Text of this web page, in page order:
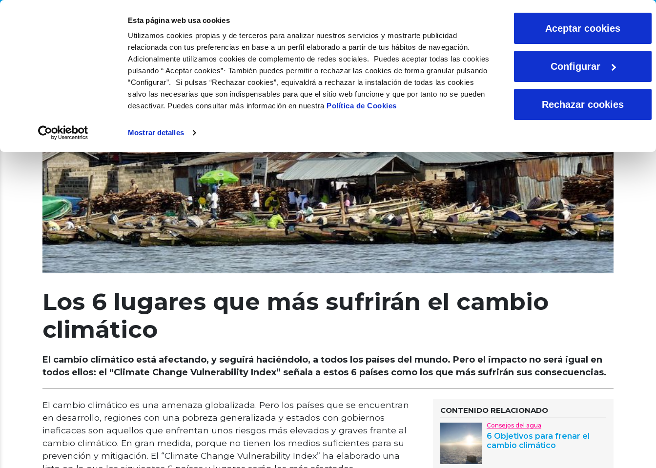
Esta página web usa cookies
Utilizamos cookies propias y de terceros para analizar nuestros servicios y mostrarte publicidad
relacionada con tus preferencias en base a un perfil elaborado a partir de tus hábitos de navegación.
Adicionalmente utilizamos cookies de complemento de redes sociales. Puedes aceptar todas las cookies
pulsando “ Aceptar cookies”· También puedes permitir o rechazar las cookies de forma granular pulsando
“Configurar”. Si pulsas “Rechazar cookies”, equivaldrá a rechazar la instalación de todas las cookies
salvo las necesarias que son indispensables para que el sitio web funcione y que por tanto no se pueden
desactivar. Puedes consultar más información en nuestra Política de Cookies
Mostrar detalles
Aceptar cookies
Configurar
Rechazar cookies
QUIÉNES SOMOS QUÉ HACEMOS
Los 6 lugares que más sufrirán el cambio
climático
El cambio climático está afectando, y seguirá haciéndolo, a todos los países del mundo. Pero el impacto no será igual en
todos ellos: el “Climate Change Vulnerability Index” señala a estos 6 países como los que más sufrirán sus consecuencias.
El cambio climático es una amenaza globalizada. Pero los países que se encuentran
en desarrollo, regiones con una pobreza generalizada y estados con gobiernos
ineficaces son aquellos que enfrentan unos riesgos más elevados y graves frente al
cambio climático. En gran medida, porque no tienen los medios suficientes para su
prevención y mitigación. El “Climate Change Vulnerability Index” ha elaborado una
CONTENIDO RELACIONADO
Consejos del agua
6 Objetivos para frenar el
cambio climático